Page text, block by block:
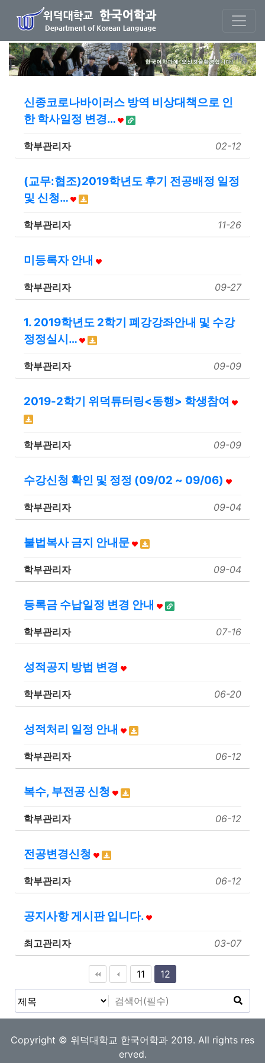
신종코로나바이러스 방역 비상대책으로 인
한 학사일정 변경…
학부관리자 02-12
(교무:협조)2019학년도 후기 전공배정 일정
및 신청…
학부관리자 11-26
미등록자 안내
학부관리자 09-27
1. 2019학년도 2학기 폐강강좌안내 및 수강
정정실시…
학부관리자 09-09
2019-2학기 위덕튜터링<동행> 학생참여
학부관리자 09-09
수강신청 확인 및 정정 (09/02 ~ 09/06)
학부관리자 09-04
불법복사 금지 안내문
학부관리자 09-04
등록금 수납일정 변경 안내
학부관리자 07-16
성적공지 방법 변경
학부관리자 06-20
성적처리 일정 안내
학부관리자 06-12
복수, 부전공 신청
학부관리자 06-12
전공변경신청
학부관리자 06-12
공지사항 게시판 입니다.
최고관리자 03-07
11 12
Copyright © 위덕대학교 한국어학과 2019. All rights res
erved.